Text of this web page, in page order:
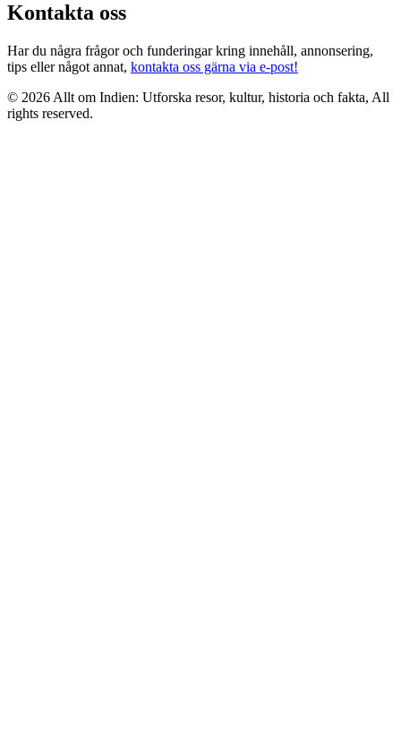
Kontakta oss
Har du några frågor och funderingar kring innehåll, annonsering,
tips eller något annat, kontakta oss gärna via e-post!
© 2026 Allt om Indien: Utforska resor, kultur, historia och fakta, All
rights reserved.